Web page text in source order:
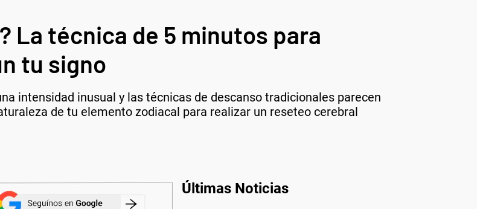
La técnica de 5 minutos para
tu signo
intensidad inusual y las técnicas de descanso tradicionales parecen
de tu elemento zodiacal para realizar un reseteo cerebral
Últimas Noticias